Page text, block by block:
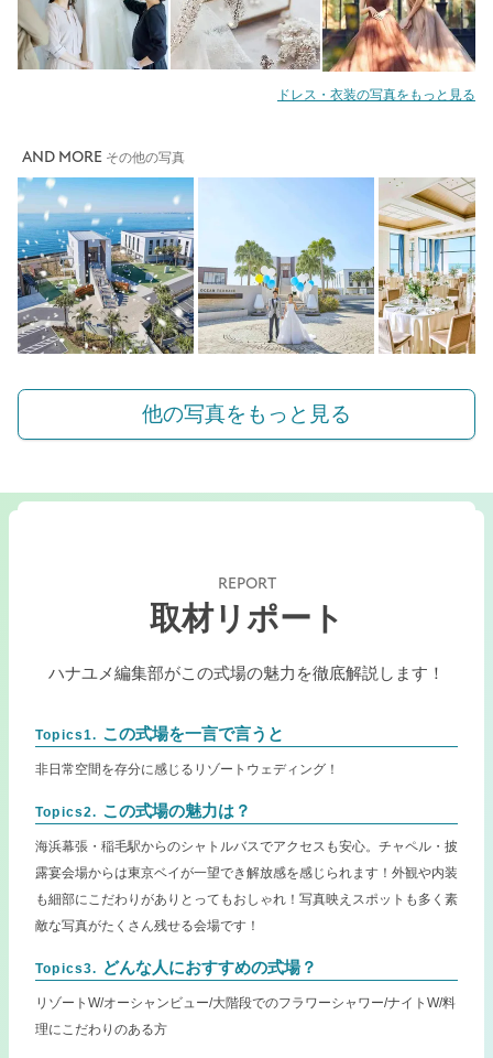
ドレス・衣装の写真をもっと見る
AND MORE その他の写真
他の写真をもっと見る
REPORT
取材リポート
ハナユメ編集部がこの式場の魅力を徹底解説します！
Topics1. この式場を一言で言うと
非日常空間を存分に感じるリゾートウェディング！
Topics2. この式場の魅力は？
海浜幕張・稲毛駅からのシャトルバスでアクセスも安心。チャペル・披
露宴会場からは東京ベイが一望でき解放感を感じられます！外観や内装
も細部にこだわりがありとってもおしゃれ！写真映えスポットも多く素
敵な写真がたくさん残せる会場です！
Topics3. どんな人におすすめの式場？
リゾートW/オーシャンビュー/大階段でのフラワーシャワー/ナイトW/料
理にこだわりのある方